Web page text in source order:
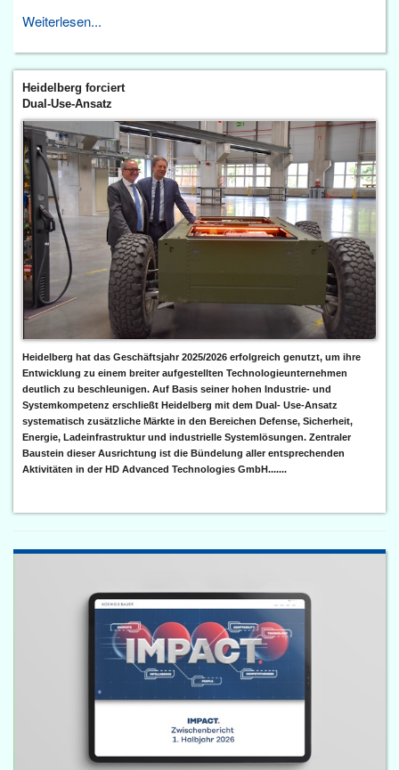
Weiterlesen...
Heidelberg forciert
Dual-Use-Ansatz
Heidelberg hat das Geschäftsjahr 2025/2026 erfolgreich genutzt, um ihre
Entwicklung zu einem breiter aufgestellten Technologieunternehmen
deutlich zu beschleunigen. Auf Basis seiner hohen Industrie- und
Systemkompetenz erschließt Heidelberg mit dem Dual- Use-Ansatz
systematisch zusätzliche Märkte in den Bereichen Defense, Sicherheit,
Energie, Ladeinfrastruktur und industrielle Systemlösungen. Zentraler
Baustein dieser Ausrichtung ist die Bündelung aller entsprechenden
Aktivitäten in der HD Advanced Technologies GmbH.......